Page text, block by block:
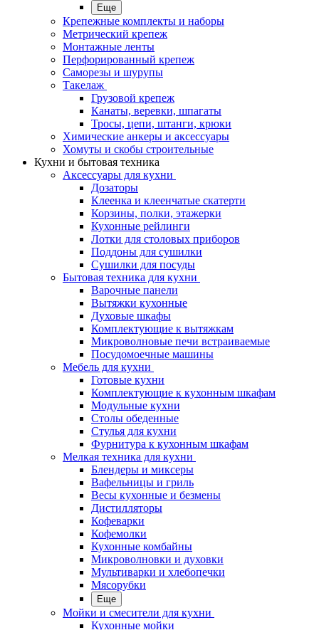
Еще
Крепежные комплекты и наборы
Метрический крепеж
Монтажные ленты
Перфорированный крепеж
Саморезы и шурупы
Такелаж
Грузовой крепеж
Канаты, веревки, шпагаты
Тросы, цепи, штанги, крюки
Химические анкеры и аксессуары
Хомуты и скобы строительные
Кухни и бытовая техника
Аксессуары для кухни
Дозаторы
Клеенка и клеенчатые скатерти
Корзины, полки, этажерки
Кухонные рейлинги
Лотки для столовых приборов
Поддоны для сушилки
Сушилки для посуды
Бытовая техника для кухни
Варочные панели
Вытяжки кухонные
Духовые шкафы
Комплектующие к вытяжкам
Микроволновые печи встраиваемые
Посудомоечные машины
Мебель для кухни
Готовые кухни
Комплектующие к кухонным шкафам
Модульные кухни
Столы обеденные
Стулья для кухни
Фурнитура к кухонным шкафам
Мелкая техника для кухни
Блендеры и миксеры
Вафельницы и гриль
Весы кухонные и безмены
Дистилляторы
Кофеварки
Кофемолки
Кухонные комбайны
Микроволновки и духовки
Мультиварки и хлебопечки
Мясорубки
Еще
Мойки и смесители для кухни
Кухонные мойки